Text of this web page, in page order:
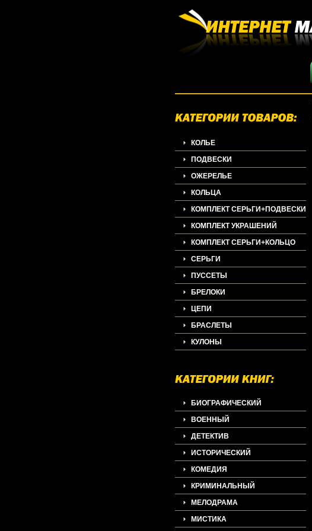
КОЛЬЕ
ПОДВЕСКИ
ОЖЕРЕЛЬЕ
КОЛЬЦА
КОМПЛЕКТ СЕРЬГИ+ПОДВЕСКИ
КОМПЛЕКТ УКРАШЕНИЙ
КОМПЛЕКТ СЕРЬГИ+КОЛЬЦО
СЕРЬГИ
ПУССЕТЫ
БРЕЛОКИ
ЦЕПИ
БРАСЛЕТЫ
КУЛОНЫ
БИОГРАФИЧЕСКИЙ
ВОЕННЫЙ
ДЕТЕКТИВ
ИСТОРИЧЕСКИЙ
КОМЕДИЯ
КРИМИНАЛЬНЫЙ
МЕЛОДРАМА
МИСТИКА